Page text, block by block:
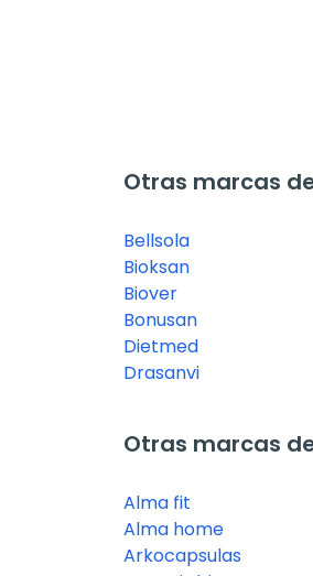
Otras marcas
Bellsola
Bioksan
Biover
Bonusan
Dietmed
Drasanvi
Otras marcas
Alma fit
Alma home
Arkocapsulas